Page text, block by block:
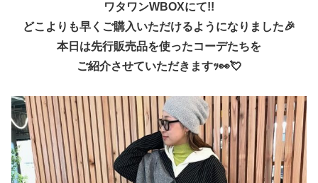
ワタワンWBOXにて!!
どこよりも早くご購入いただけるようになりました🎉
本日は先行販売品を使ったコーデたちを
ご紹介させていただきますｯ👀💘